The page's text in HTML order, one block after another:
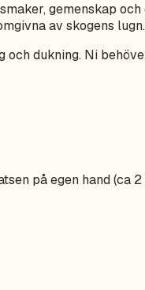
gemenskap
av skogens lugn.
dukning. Ni
på egen hand